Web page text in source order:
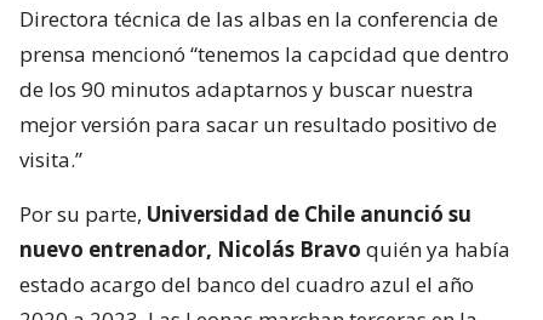
Directora técnica de las albas en la conferencia de
prensa mencionó “tenemos la capcidad que dentro
de los 90 minutos adaptarnos y buscar nuestra
mejor versión para sacar un resultado positivo de
visita.”
Por su parte, Universidad de Chile anunció su
nuevo entrenador, Nicolás Bravo quién ya había
estado acargo del banco del cuadro azul el año